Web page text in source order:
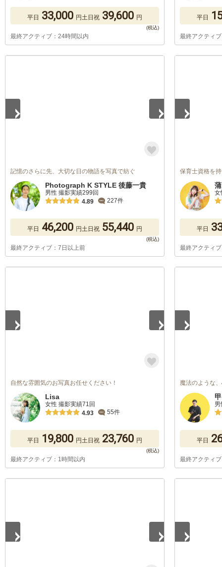
平日 33,000 円土日祝 39,600 円
最終アクティブ：24時間以内
平日
最終アクティ
記憶のさらに先、大切な日の物語を写真で紡ぐ
Photograph K STYLE 後藤一貴
男性 撮影実績299回
4.89
227件
平日 46,200 円土日祝 55,440 円
最終アクティブ：7日以上前
保育士資格を
女
平日
最終アクティ
自然な雰囲気のお写真お任せください！
Lisa
女性 撮影実績71回
4.93
55件
平日 19,800 円土日祝 23,760 円
最終アクティブ：1時間以内
魔法のような
平日
最終アクティ